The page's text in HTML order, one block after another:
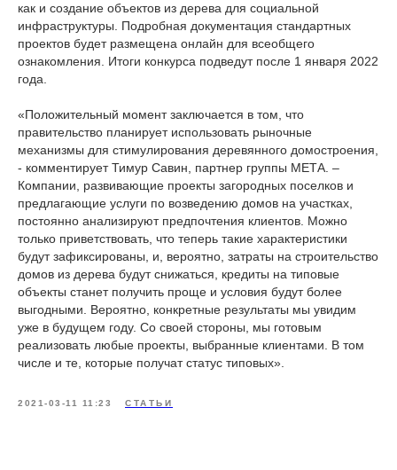
как и создание объектов из дерева для социальной
инфраструктуры. Подробная документация стандартных
проектов будет размещена онлайн для всеобщего
ознакомления. Итоги конкурса подведут после 1 января 2022
года.
«Положительный момент заключается в том, что
правительство планирует использовать рыночные
механизмы для стимулирования деревянного домостроения,
- комментирует Тимур Савин, партнер группы МЕТА. –
Компании, развивающие проекты загородных поселков и
предлагающие услуги по возведению домов на участках,
постоянно анализируют предпочтения клиентов. Можно
только приветствовать, что теперь такие характеристики
будут зафиксированы, и, вероятно, затраты на строительство
домов из дерева будут снижаться, кредиты на типовые
объекты станет получить проще и условия будут более
выгодными. Вероятно, конкретные результаты мы увидим
уже в будущем году. Со своей стороны, мы готовым
реализовать любые проекты, выбранные клиентами. В том
числе и те, которые получат статус типовых».
2021-03-11 11:23 СТАТЬИ